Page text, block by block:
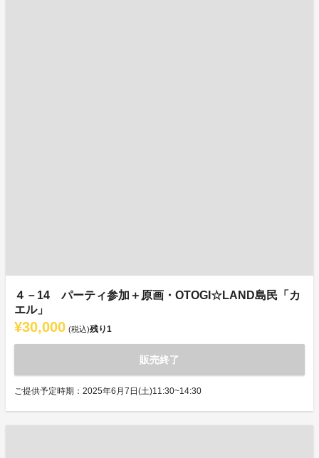
４－14 パーティ参加＋原画・OTOGI☆LAND島民「カ
エル」
¥30,000 (税込)残り1
販売終了
ご提供予定時期：2025年6月7日(土)11:30~14:30